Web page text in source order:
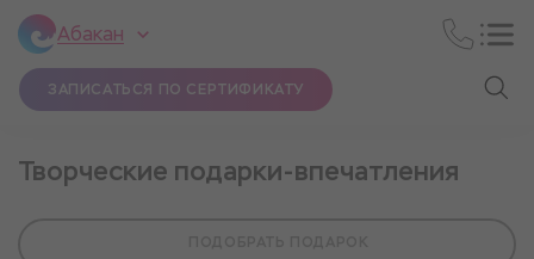
Абакан
ЗАПИСАТЬСЯ ПО СЕРТИФИКАТУ
Творческие подарки-впечатления